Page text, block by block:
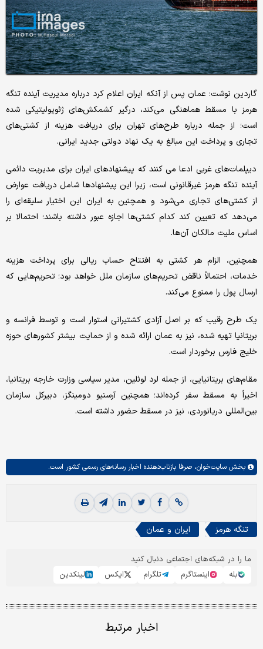
گاردین نوشت: عمان پس از آنکه ایران اعلام کرد درباره مدیریت آینده تنگه
هرمز با مسقط هماهنگی می‌کند، درگیر کشمکش‌های ژئوپولیتیکی شده
است؛ از جمله درباره طرح‌های تهران برای دریافت هزینه از کشتی‌های
تجاری و پرداخت این مبالغ به یک نهاد دولتی جدید ایرانی.
دیپلمات‌های غربی ادعا می کنند که پیشنهادهای ایران برای مدیریت دائمی
آینده تنگه هرمز غیرقانونی است، زیرا این پیشنهادها شامل دریافت عوارض
از کشتی‌های تجاری می‌شود و همچنین به ایران این اختیار سلیقه‌ای را
می‌دهد که تعیین کند کدام کشتی‌ها اجازه عبور داشته باشند؛ احتمالا بر
اساس ملیت مالکان آن‌ها.
همچنین، الزام هر کشتی به افتتاح حساب ریالی برای پرداخت هزینه
خدمات، احتمالاً ناقض تحریم‌های سازمان ملل خواهد بود؛ تحریم‌هایی که
ارسال پول را ممنوع می‌کند.
یک طرح رقیب که بر اصل آزادی کشتیرانی استوار است و توسط فرانسه و
بریتانیا تهیه شده، نیز به عمان ارائه شده و از حمایت بیشتر کشورهای حوزه
خلیج فارس برخوردار است.
مقام‌های بریتانیایی، از جمله لرد لوئلین، مدیر سیاسی وزارت خارجه بریتانیا،
اخیراً به مسقط سفر کرده‌اند؛ همچنین آرسنیو دومینگز، دبیرکل سازمان
بین‌المللی دریانوردی، نیز در مسقط حضور داشته است.
بخش سایت‌خوان، صرفا بازتاب‌دهنده اخبار رسانه‌های رسمی کشور است.
تنگه هرمز ایران و عمان
ما را در شبکه‌های اجتماعی دنبال کنید
بله
اینستاگرم تلگرام ایکس لینکدین
اخبار مرتبط